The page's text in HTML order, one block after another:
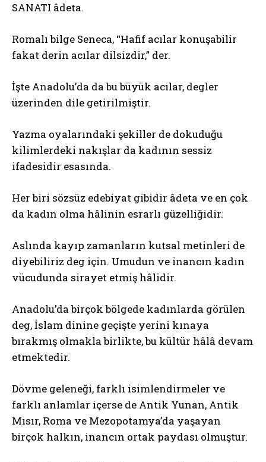
SANATI âdeta.
Romalı bilge Seneca, “Hafif acılar konuşabilir
fakat derin acılar dilsizdir,” der.
İşte Anadolu’da da bu büyük acılar, degler
üzerinden dile getirilmiştir.
Yazma oyalarındaki şekiller de dokuduğu
kilimlerdeki nakışlar da kadının sessiz
ifadesidir esasında.
Her biri sözsüz edebiyat gibidir âdeta ve en çok
da kadın olma hâlinin esrarlı güzelliğidir.
Aslında kayıp zamanların kutsal metinleri de
diyebiliriz deg için. Umudun ve inancın kadın
vücudunda sirayet etmiş hâlidir.
Anadolu’da birçok bölgede kadınlarda görülen
deg, İslam dinine geçişte yerini kınaya
bırakmış olmakla birlikte, bu kültür hâlâ devam
etmektedir.
Dövme geleneği, farklı isimlendirmeler ve
farklı anlamlar içerse de Antik Yunan, Antik
Mısır, Roma ve Mezopotamya’da yaşayan
birçok halkın, inancın ortak paydası olmuştur.